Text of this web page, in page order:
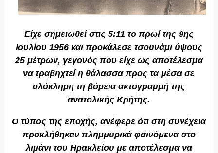
Είχε σημειωθεί στις 5:11 το πρωί της 9ης
Ιουλίου 1956 και προκάλεσε τσουνάμι ύψους
25 μέτρων, γεγονός που είχε ως αποτέλεσμα
να τραβηχτεί η θάλασσα προς τα μέσα σε
ολόκληρη τη βόρεια ακτογραμμή της
ανατολικής Κρήτης.
Ο τύπος της εποχής, ανέφερε ότι στη συνέχεια
προκλήθηκαν πλημμυρικά φαινόμενα στο
λιμάνι του Ηρακλείου με αποτέλεσμα να